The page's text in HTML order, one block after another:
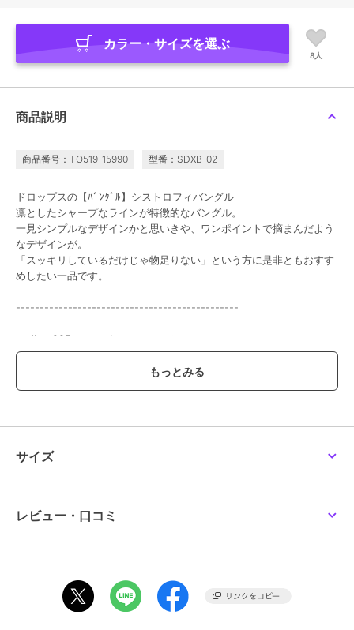
カラー・サイズを選ぶ
8人
商品説明
商品番号：TO519-15990 型番：SDXB-02
ドロップスの【ﾊﾞﾝｸﾞﾙ】シストロフィバングル
凛としたシャープなラインが特徴的なバングル。
一見シンプルなデザインかと思いきや、ワンポイントで摘まんだよう
なデザインが。
「スッキリしているだけじゃ物足りない」という方に是非ともおすす
めしたい一品です。
-----------------------------------------------
・silver925（シルバー）について
弊社のシルバー製品は全て純度92.5％のsilver925を使用していま
温泉や大気中の硫化物に反応して黒く変色を起こしますが、錆ではあ
【Ag collection】
silver925の特徴である「柔らかさ」に注目し打ったり、捻ったり、摘
-----------------------------------------------
サイズ
レビュー・口コミ